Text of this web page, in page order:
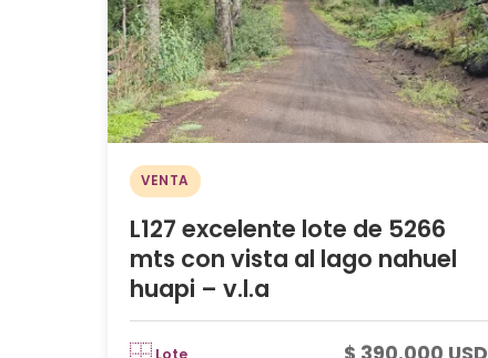
VENTA
L127 excelente lote de 5266
mts con vista al lago nahuel
huapi – v.l.a